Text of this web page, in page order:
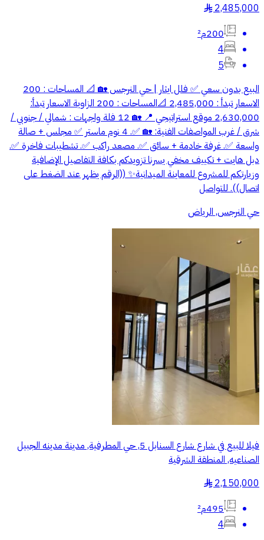
2,485,000
§
200م²
4
5
البيع بدون سعي ✅ فلل ايثار | حي النرجس 🏡 📐 المساحات : 200
الاسعار تبدأ : 2,485,000 📐المساحات : 200 الزاوية الاسعار تبدأ:
2,630,000 موقع استراتيجي 📍 🏡 12 فلة واجهات : شمالي / جنوبي /
شرق / غرب المواصفات الفنية: 🏡 ✅. 4 نوم ماستر ✅ مجلس + صالة
واسعة ✅. غرفة خادمة + سائق ✅. مصعد راكب ✅. تشطيبات فاخرة ✅.
دبل هايت + تكييف مخفي يسرنا تزويدكم بكافة التفاصيل الإضافية
وزيارتكم للمشروع للمعاينة الميدانية✨ ((الرقم يظهر عند الضغط على
اتصال)). للتواصل
حي النرجس, الرياض
فيلا للبيع في شارع شارع السنابل 5, حي المطرفية, مدينة مدينه الجبيل
الصناعيه, المنطقة الشرقية
2,150,000
§
495م²
4